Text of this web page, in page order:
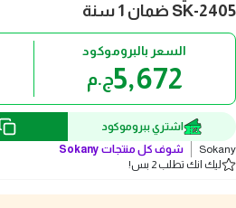
SK-2405 ضمان 1 سنة
السعر بالبروموكود
5,672ج.م
اشتري ببروموكود
Sokany شوف كل منتجات Sokany
ليك انك تطلب 2 بس!